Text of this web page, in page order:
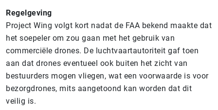
Regelgeving
Project Wing volgt kort nadat de FAA bekend maakte dat
het soepeler om zou gaan met het gebruik van
commerciële drones. De luchtvaartautoriteit gaf toen
aan dat drones eventueel ook buiten het zicht van
bestuurders mogen vliegen, wat een voorwaarde is voor
bezorgdrones, mits aangetoond kan worden dat dit
veilig is.